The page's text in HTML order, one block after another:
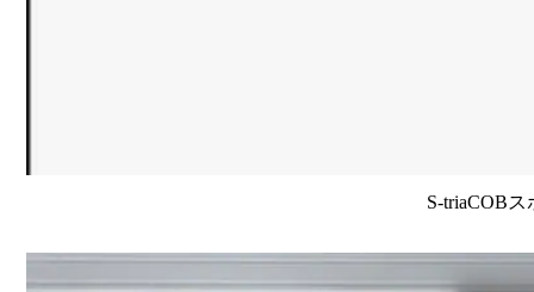
S-triaCOB